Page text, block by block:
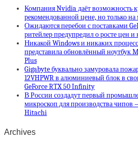
Компания Nvidia даёт возможность
рекомендованной цене, но только
Ожидаются перебои с поставками
ритейлер предупредил о росте цен и
Никакой Windows и никаких
представила обновлённый ноутбук
Plus
Gigabyte буквально замуровала
12VHPWR в алюминиевый блок в
GeForce RTX 50 Infinity
В России создадут первый
микроскоп для производства чипов
Hitachi
Archives